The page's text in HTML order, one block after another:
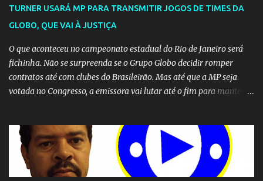
TURNER USARÁ MP PARA TRANSMITIR JOGOS DE TIMES DA
GLOBO, QUE VAI À JUSTIÇA
O que aconteceu no campeonato estadual do Rio de Janeiro será
fichinha. Não se surpreenda se o Grupo Globo decidir romper
contratos até com clubes do Brasileirão. Mas até que a MP seja
votada no Congresso, a emissora vai lutar até o fim para manter o